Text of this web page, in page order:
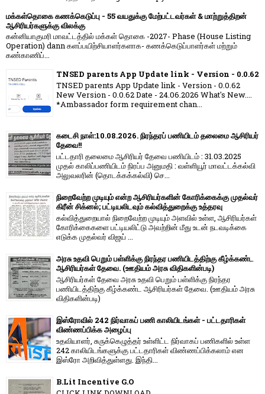
மக்கள்தொகை கணக்கெடுப்பு - 55 வயதுக்கு மேற்பட்டவர்கள் & மாற்றுத்திறன்
ஆசிரியர்களுக்கு விலக்கு
கன்னியாகுமரி மாவட்டத்தில் மக்கள் தொகை -2027- Phase (House Listing
Operation) dann களப்பயிற்சியாளர்களாக- கணக்கெடுப்பாளர்கள் மற்றும்
கண்காணிப்...
TNSED parents App Update link - Version - 0.0.62
TNSED parents App Update link - Version - 0.0.62
New Version - 0.0.62 Date - 24.06.2026 What's New....
*Ambassador form requirement chan...
கடைசி நாள்:10.08.2026. நிரந்தரப் பணியிடம் தலைமை ஆசிரியர்
தேவை!!
பட்டதாரி தலைமை ஆசிரியர் தேவை பணியிடம் : 31.03.2025
முதல் காலிப்பணியிடம் நிரப்ப அனுமதி : வள்ளியூர் மாவட்டக்கல்வி
அலுவலரின் (தொடக்கக்கல்வி) செ...
நிறைவேற்ற முடியும் என்ற ஆசிரியர்களின் கோரிக்கைக்கு முதல்வர்
கிரீன் சிக்னல்; பட்டியலிடவும் கல்வித்துறைக்கு உத்தரவு
கல்வித்துறையால் நிறைவேற்ற முடியும் அளவில் உள்ள, ஆசிரியர்கள்
கோரிக்கைகளை பட்டியலிட்டு அவற்றின் மீது உடன் நடவடிக்கை
எடுக்க முதல்வர் விஜய் ...
அரசு உதவி பெறும் பள்ளிக்கு நிரந்தர பணியிடத்திற்கு கீழ்க்கண்ட
ஆசிரியர்கள் தேவை. (ஊதியம் அரசு விதிகளின்படி)
ஆசிரியர்கள் தேவை அரசு உதவி பெறும் பள்ளிக்கு நிரந்தர
பணியிடத்திற்கு கீழ்க்கண்ட ஆசிரியர்கள் தேவை. (ஊதியம் அரசு
விதிகளின்படி)
இஸ்ரோவில் 242 நிர்வாகப் பணி காலியிடங்கள் - பட்டதாரிகள்
விண்ணப்பிக்க அழைப்பு
உதவியாளர், சுருக்கெழுத்தர் உள்ளிட்ட நிர்வாகப் பணிகளில் உள்ள
242 காலியிடங்களுக்கு பட்டதாரிகள் விண்ணப்பிக்கலாம் என
இஸ்ரோ அறிவித்துள்ளது. இந்தி...
B.Lit Incentive G.O